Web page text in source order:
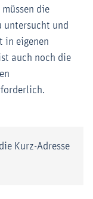
die
untersucht und
in eigenen
auch noch die
Kurz-Adresse